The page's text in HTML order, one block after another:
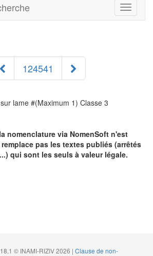
Toggle
124541
lame #(Maximum 1) Classe 3
nomenclature via NomenSoft n'est
pas les textes publiés (arrêtés
qui sont les seuls à valeur légale.
© INAMI-RIZIV 2026 | Clause de non-